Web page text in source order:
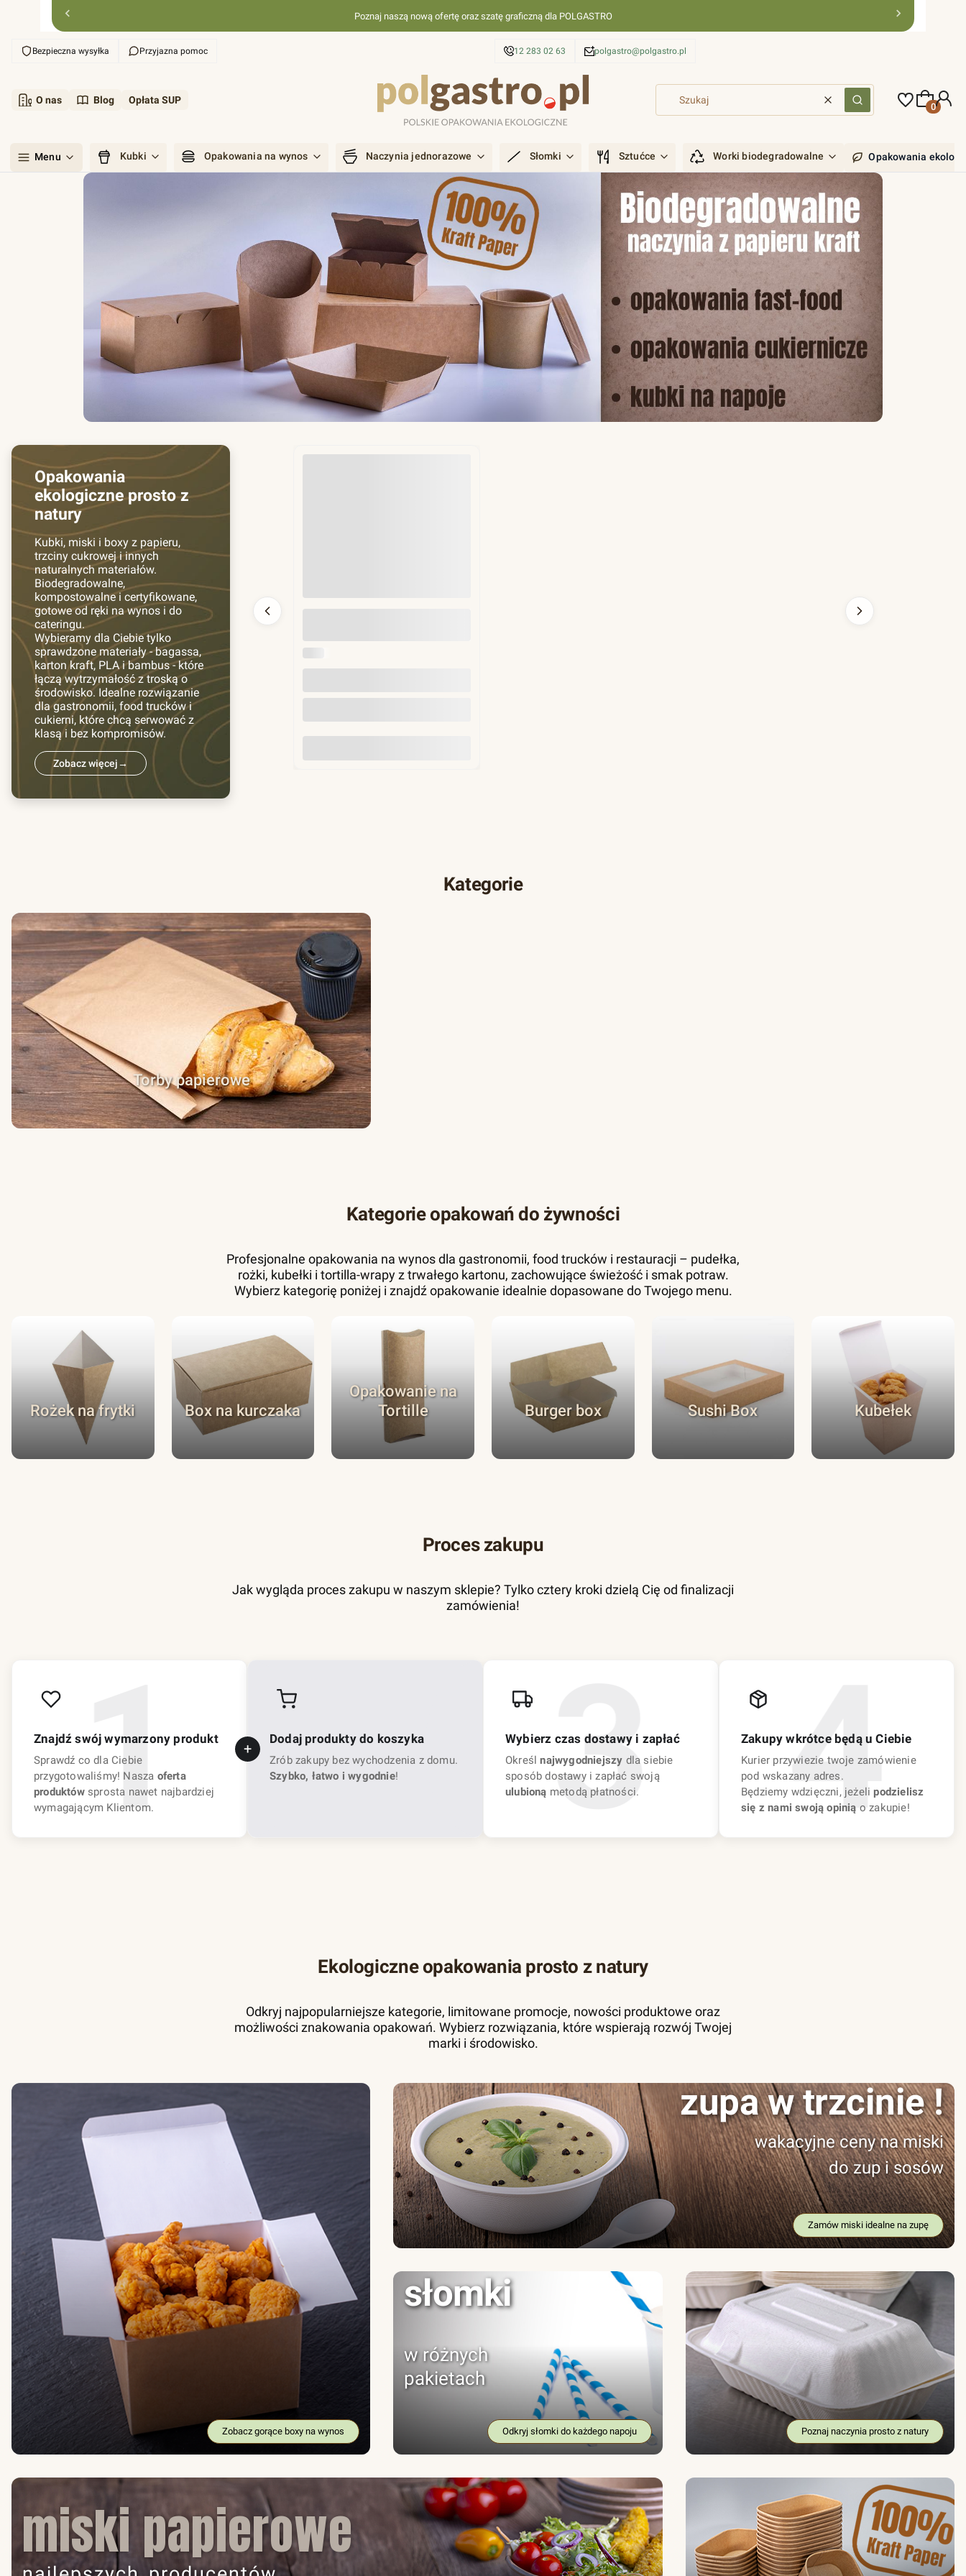
Poznaj naszą nową ofertę oraz szatę graficzną dla POLGASTRO
Bezpieczna wysyłka Przyjazna pomoc 12 283 02 63 polgastro@polgastro.pl
O nas Blog Opłata SUP
WyczyśćSzukaj
Produkty
Menu Kubki Opakowania na wynos Naczynia jednorazowe Słomki Sztućce Worki biodegradowalne Opakowania
Opakowania
ekologiczne prosto z
natury
Kubki, miski i boxy z papieru,
trzciny cukrowej i innych
naturalnych materiałów.
Biodegradowalne,
kompostowalne i certyfikowane,
gotowe od ręki na wynos i do
cateringu.
Wybieramy dla Ciebie tylko
sprawdzone materiały - bagassa,
karton kraft, PLA i bambus - które
łączą wytrzymałość z troską o
środowisko. Idealne rozwiązanie
dla gastronomii, food trucków i
cukierni, które chcą serwować z
klasą i bez kompromisów.
Zobacz więcej→
Kategorie
Torby papierowe
Kategorie opakowań do żywności
Profesjonalne opakowania na wynos dla gastronomii, food trucków i restauracji – pudełka,
rożki, kubełki i tortilla-wrapy z trwałego kartonu, zachowujące świeżość i smak potraw.
Wybierz kategorię poniżej i znajdź opakowanie idealnie dopasowane do Twojego menu.
Rożek na frytki Box na kurczaka
Opakowanie na
Tortille
Burger box Sushi Box Kubełek
Proces zakupu
Jak wygląda proces zakupu w naszym sklepie? Tylko cztery kroki dzielą Cię od finalizacji
zamówienia!
Znajdź swój wymarzony produkt
Sprawdź co dla Ciebie
przygotowaliśmy! Nasza oferta
produktówsprosta nawet najbardziej
wymagającym Klientom.
Dodaj produkty do koszyka
Zrób zakupy bez wychodzenia z domu.
Szybko, łatwo i wygodnie!
Wybierz czas dostawy i zapłać
Określnajwygodniejszy dla siebie
sposób dostawy i zapłać swoją
ulubioną metodą płatności.
Zakupy wkrótce będą u Ciebie
Kurier przywiezie twoje zamówienie
pod wskazany adres.
Będziemy wdzięczni, jeżelipodzielisz
się z nami swoją opinią o zakupie!
Ekologiczne opakowania prosto z natury
Odkryj najpopularniejsze kategorie, limitowane promocje, nowości produktowe oraz
możliwości znakowania opakowań. Wybierz rozwiązania, które wspierają rozwój Twojej
marki i środowisko.
Zobacz gorące boxy na wynos
zupa w trzcinie !
wakacyjne ceny na miski
do zup i sosów
Zamów miski idealne na zupę
słomki
w różnych
pakietach
Odkryj słomki do każdego napoju Poznaj naczynia prosto z natury
miski papierowe